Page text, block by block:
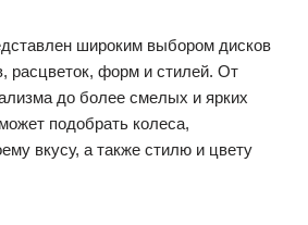
широким выбором дисков
расцветок, форм и стилей. От
до более смелых и ярких
подобрать колеса,
вкусу, а также стилю и цвету